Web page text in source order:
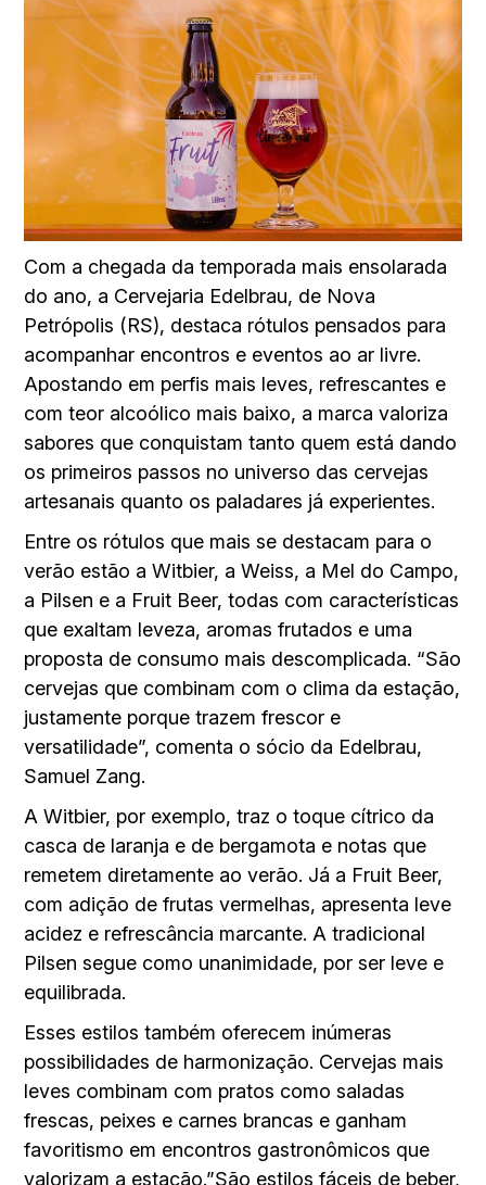
Com a chegada da temporada mais ensolarada
do ano, a Cervejaria Edelbrau, de Nova
Petrópolis (RS), destaca rótulos pensados para
acompanhar encontros e eventos ao ar livre.
Apostando em perfis mais leves, refrescantes e
com teor alcoólico mais baixo, a marca valoriza
sabores que conquistam tanto quem está dando
os primeiros passos no universo das cervejas
artesanais quanto os paladares já experientes.
Entre os rótulos que mais se destacam para o
verão estão a Witbier, a Weiss, a Mel do Campo,
a Pilsen e a Fruit Beer, todas com características
que exaltam leveza, aromas frutados e uma
proposta de consumo mais descomplicada. “São
cervejas que combinam com o clima da estação,
justamente porque trazem frescor e
versatilidade”, comenta o sócio da Edelbrau,
Samuel Zang.
A Witbier, por exemplo, traz o toque cítrico da
casca de laranja e de bergamota e notas que
remetem diretamente ao verão. Já a Fruit Beer,
com adição de frutas vermelhas, apresenta leve
acidez e refrescância marcante. A tradicional
Pilsen segue como unanimidade, por ser leve e
equilibrada.
Esses estilos também oferecem inúmeras
possibilidades de harmonização. Cervejas mais
leves combinam com pratos como saladas
frescas, peixes e carnes brancas e ganham
favoritismo em encontros gastronômicos que
valorizam a estação.”São estilos fáceis de beber,